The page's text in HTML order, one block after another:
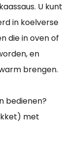
U kunt
in koelverse
die in oven of
en
brengen.
bedienen?
met